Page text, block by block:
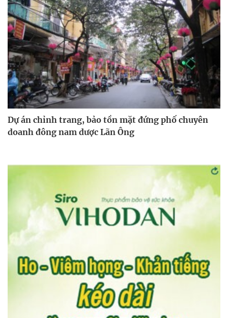
Dự án chỉnh trang, bảo tồn mặt đứng phố chuyên
doanh đông nam dược Lãn Ông